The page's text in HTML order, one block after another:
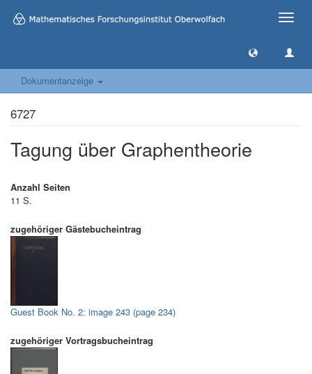
Toggle
Dokumentanzeige
6727
Tagung über Graphentheorie
Anzahl Seiten
11 S.
zugehöriger Gästebucheintrag
Guest Book No. 2: image 243 (page 234)
zugehöriger Vortragsbucheintrag